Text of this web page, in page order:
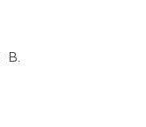
B.